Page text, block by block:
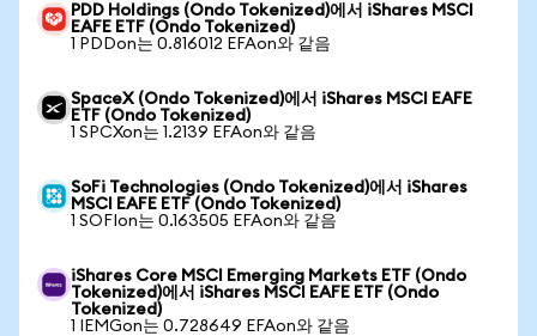
PDD Holdings (Ondo Tokenized)에서 iShares MSCI
EAFE ETF (Ondo Tokenized)
1 PDDon는 0.816012 EFAon와 같음
SpaceX (Ondo Tokenized)에서 iShares MSCI EAFE
ETF (Ondo Tokenized)
1 SPCXon는 1.2139 EFAon와 같음
SoFi Technologies (Ondo Tokenized)에서 iShares
MSCI EAFE ETF (Ondo Tokenized)
1 SOFIon는 0.163505 EFAon와 같음
iShares Core MSCI Emerging Markets ETF (Ondo
Tokenized)에서 iShares MSCI EAFE ETF (Ondo
Tokenized)
1 IEMGon는 0.728649 EFAon와 같음